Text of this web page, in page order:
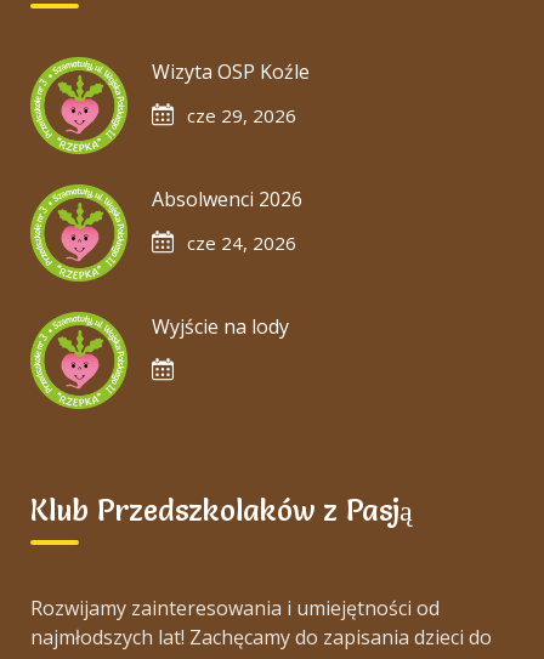
Wizyta OSP Koźle
cze 29, 2026
Absolwenci 2026
cze 24, 2026
Wyjście na lody
Klub Przedszkolaków z Pasją
Rozwijamy zainteresowania i umiejętności od
najmłodszych lat! Zachęcamy do zapisania dzieci do